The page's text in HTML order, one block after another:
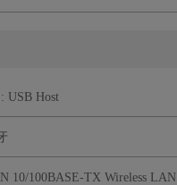
USB Host
10/100BASE-TX Wireless LAN